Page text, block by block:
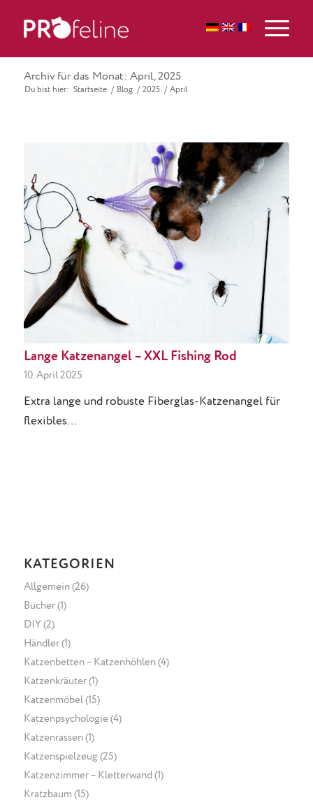
Archiv für das Monat: April, 2025
Du bist hier: Startseite / Blog / 2025 / April
Lange Katzenangel – XXL Fishing Rod
10. April 2025
Extra lange und robuste Fiberglas-Katzenangel für
flexibles…
KATEGORIEN
Allgemein(26)
Bücher(1)
DIY (2)
Händler(1)
Katzenbetten – Katzenhöhlen(4)
Katzenkräuter(1)
Katzenmöbel(15)
Katzenpsychologie (4)
Katzenrassen(1)
Katzenspielzeug(25)
Katzenzimmer – Kletterwand (1)
Kratzbaum (15)